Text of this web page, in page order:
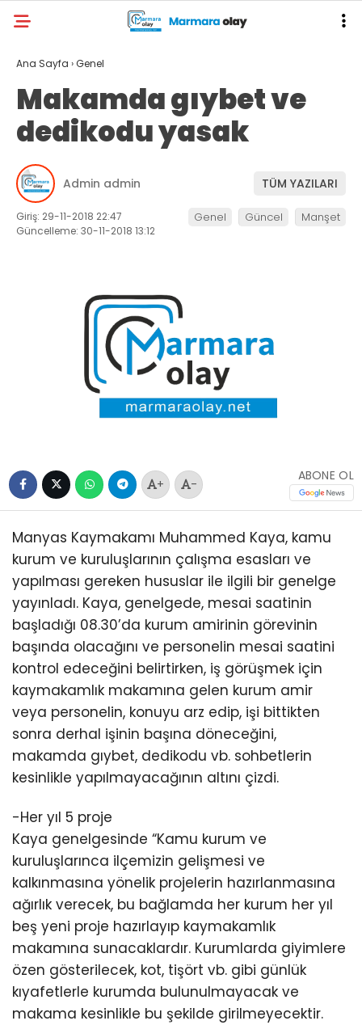
Ana Sayfa ›Genel
Makamda gıybet ve
dedikodu yasak
Admin admin TÜM YAZILARI
Giriş: 29-11-2018 22:47
Güncelleme: 30-11-2018 13:12
Genel Güncel Manşet
+ -
ABONE OL
Manyas Kaymakamı Muhammed Kaya, kamu
kurum ve kuruluşlarının çalışma esasları ve
yapılması gereken hususlar ile ilgili bir genelge
yayınladı. Kaya, genelgede, mesai saatinin
başladığı 08.30’da kurum amirinin görevinin
başında olacağını ve personelin mesai saatini
kontrol edeceğini belirtirken, iş görüşmek için
kaymakamlık makamına gelen kurum amir
veya personelin, konuyu arz edip, işi bittikten
sonra derhal işinin başına döneceğini,
makamda gıybet, dedikodu vb. sohbetlerin
kesinlikle yapılmayacağının altını çizdi.
-Her yıl 5 proje
Kaya genelgesinde “Kamu kurum ve
kuruluşlarınca ilçemizin gelişmesi ve
kalkınmasına yönelik projelerin hazırlanmasına
ağırlık verecek, bu bağlamda her kurum her yıl
beş yeni proje hazırlayıp kaymakamlık
makamına sunacaklardır. Kurumlarda giyimlere
özen gösterilecek, kot, tişört vb. gibi günlük
kıyafetlerle kurumda bulunulmayacak ve
makama kesinlikle bu şekilde girilmeyecektir.